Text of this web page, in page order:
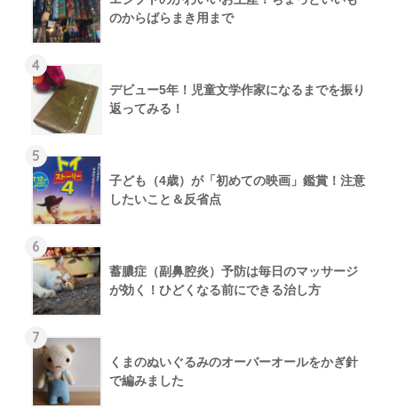
のからばらまき用まで
4
デビュー5年！児童文学作家になるまでを振り
返ってみる！
5
子ども（4歳）が「初めての映画」鑑賞！注意
したいこと＆反省点
6
蓄膿症（副鼻腔炎）予防は毎日のマッサージ
が効く！ひどくなる前にできる治し方
7
くまのぬいぐるみのオーバーオールをかぎ針
で編みました